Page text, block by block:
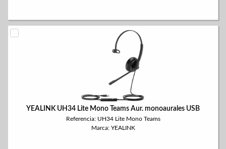
YEALINK UH34 Lite Mono Teams Aur. monoaurales USB
Referencia: UH34 Lite Mono Teams
Marca: YEALINK